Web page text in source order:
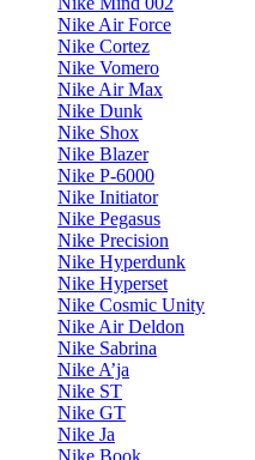
Nike Air Force
Nike Cortez
Nike Vomero
Nike Air Max
Nike Dunk
Nike Shox
Nike Blazer
Nike P-6000
Nike Initiator
Nike Pegasus
Nike Precision
Nike Hyperdunk
Nike Hyperset
Nike Cosmic Unity
Nike Air Deldon
Nike Sabrina
Nike A’ja
Nike ST
Nike GT
Nike Ja
Nike Book